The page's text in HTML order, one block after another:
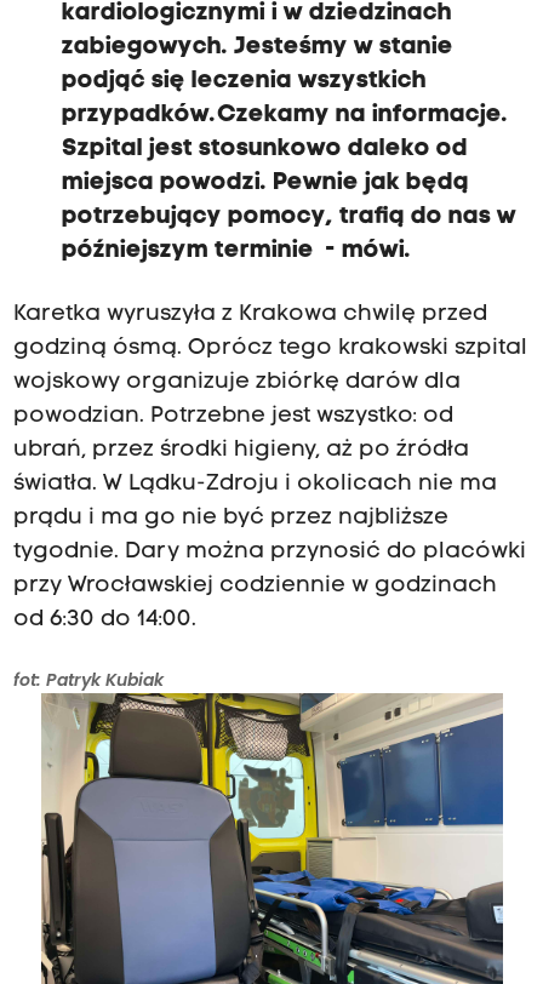
kardiologicznymi i w dziedzinach
zabiegowych. Jesteśmy w stanie
podjąć się leczenia wszystkich
przypadków. Czekamy na informacje.
Szpital jest stosunkowo daleko od
miejsca powodzi. Pewnie jak będą
potrzebujący pomocy, trafią do nas w
późniejszym terminie - mówi.
Karetka wyruszyła z Krakowa chwilę przed
godziną ósmą. Oprócz tego krakowski szpital
wojskowy organizuje zbiórkę darów dla
powodzian. Potrzebne jest wszystko: od
ubrań, przez środki higieny, aż po źródła
światła. W Lądku-Zdroju i okolicach nie ma
prądu i ma go nie być przez najbliższe
tygodnie. Dary można przynosić do placówki
przy Wrocławskiej codziennie w godzinach
od 6:30 do 14:00.
fot: Patryk Kubiak